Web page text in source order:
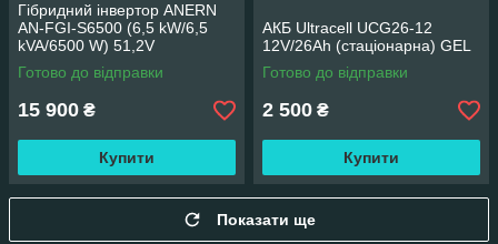
Гібридний інвертор ANERN
AN-FGI-S6500 (6,5 kW/6,5
kVA/6500 W) 51,2V
Готово до відправки
15 900 ₴
Купити
АКБ Ultracell UCG26-12
12V/26Ah (стаціонарна) GEL
Готово до відправки
2 500 ₴
Купити
Показати ще